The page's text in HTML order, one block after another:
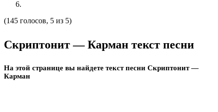
(145 голосов, 5 из 5)
Скриптонит — Карман текст песни
На этой странице вы найдете текст песни Скриптонит —
Карман